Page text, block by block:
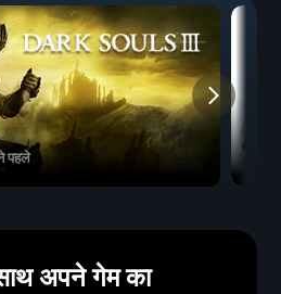
पहले
अपने गेम का